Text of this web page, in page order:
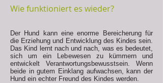
Wie funktioniert es wieder?
Der Hund kann eine enorme Bereicherung für
die Erziehung und Entwicklung des Kindes sein.
Das Kind lernt nach und nach, was es bedeutet,
sich um ein Lebewesen zu kümmern und
entwickelt Verantwortungsbewusstsein. Wenn
beide in gutem Einklang aufwachsen, kann der
Hund ein echter Freund des Kindes werden.